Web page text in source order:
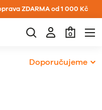
ZDARMA od 1 000 Kč
0
Doporučujeme